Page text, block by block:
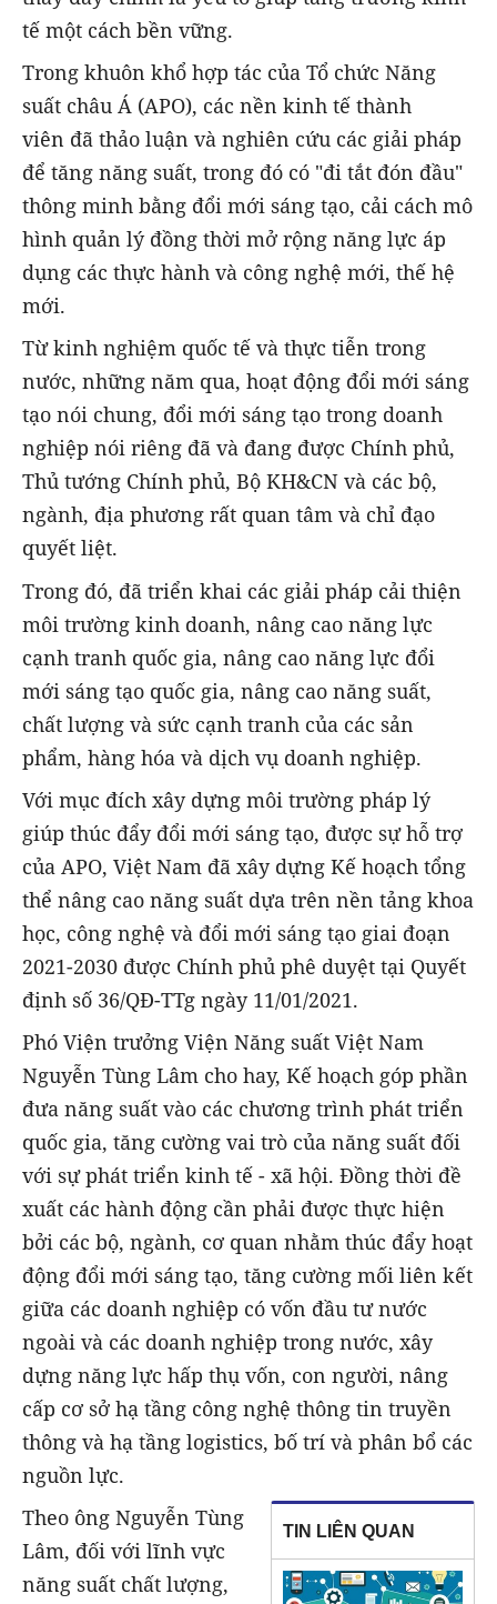
tế một cách bền vững.
Trong khuôn khổ hợp tác của Tổ chức Năng
suất châu Á (APO), các nền kinh tế thành
viên đã thảo luận và nghiên cứu các giải pháp
để tăng năng suất, trong đó có "đi tắt đón đầu"
thông minh bằng đổi mới sáng tạo, cải cách mô
hình quản lý đồng thời mở rộng năng lực áp
dụng các thực hành và công nghệ mới, thế hệ
mới.
Từ kinh nghiệm quốc tế và thực tiễn trong
nước, những năm qua, hoạt động đổi mới sáng
tạo nói chung, đổi mới sáng tạo trong doanh
nghiệp nói riêng đã và đang được Chính phủ,
Thủ tướng Chính phủ, Bộ KH&CN và các bộ,
ngành, địa phương rất quan tâm và chỉ đạo
quyết liệt.
Trong đó, đã triển khai các giải pháp cải thiện
môi trường kinh doanh, nâng cao năng lực
cạnh tranh quốc gia, nâng cao năng lực đổi
mới sáng tạo quốc gia, nâng cao năng suất,
chất lượng và sức cạnh tranh của các sản
phẩm, hàng hóa và dịch vụ doanh nghiệp.
Với mục đích xây dựng môi trường pháp lý
giúp thúc đẩy đổi mới sáng tạo, được sự hỗ trợ
của APO, Việt Nam đã xây dựng Kế hoạch tổng
thể nâng cao năng suất dựa trên nền tảng khoa
học, công nghệ và đổi mới sáng tạo giai đoạn
2021-2030 được Chính phủ phê duyệt tại Quyết
định số 36/QĐ-TTg ngày 11/01/2021.
Phó Viện trưởng Viện Năng suất Việt Nam
Nguyễn Tùng Lâm cho hay, Kế hoạch góp phần
đưa năng suất vào các chương trình phát triển
quốc gia, tăng cường vai trò của năng suất đối
với sự phát triển kinh tế - xã hội. Đồng thời đề
xuất các hành động cần phải được thực hiện
bởi các bộ, ngành, cơ quan nhằm thúc đẩy hoạt
động đổi mới sáng tạo, tăng cường mối liên kết
giữa các doanh nghiệp có vốn đầu tư nước
ngoài và các doanh nghiệp trong nước, xây
dựng năng lực hấp thụ vốn, con người, nâng
cấp cơ sở hạ tầng công nghệ thông tin truyền
thông và hạ tầng logistics, bố trí và phân bổ các
nguồn lực.
TIN LIÊN QUAN
Theo ông Nguyễn Tùng
Lâm, đối với lĩnh vực
năng suất chất lượng,